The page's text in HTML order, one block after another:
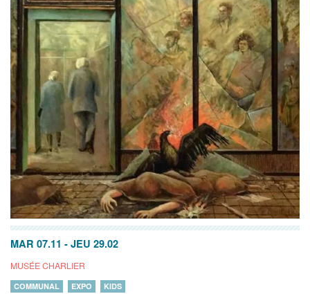
MAR 07.11 - JEU 29.02
MUSÉE CHARLIER
COMMUNAL EXPO KIDS